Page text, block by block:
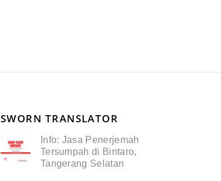
SWORN TRANSLATOR
Info: Jasa Penerjemah
Tersumpah di Bintaro,
Tangerang Selatan